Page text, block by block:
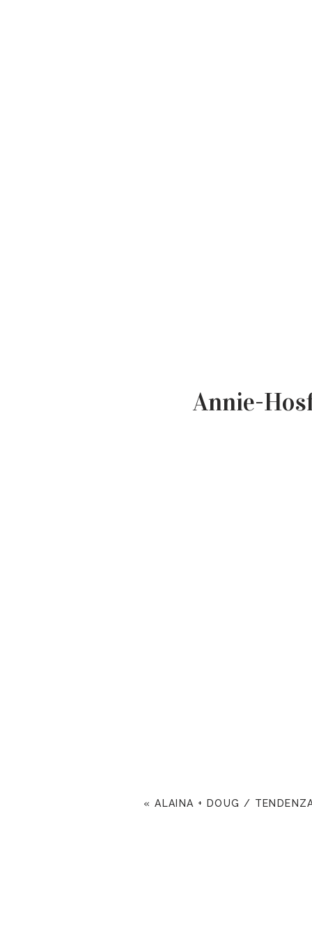
Annie-
«ALAINA + DOUG /